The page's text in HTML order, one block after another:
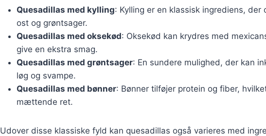
Quesadillas med kylling: Kylling er en klassisk ingrediens, der
ost og grøntsager.
Quesadillas med oksekød: Oksekød kan krydres med
give en ekstra smag.
Quesadillas med grøntsager: En sundere mulighed, der kan
løg og svampe.
Quesadillas med bønner: Bønner tilføjer protein og fiber,
mættende ret.
Udover disse klassiske fyld kan quesadillas også varieres med